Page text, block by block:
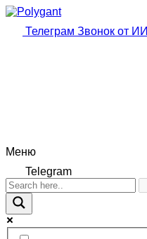
Телеграм Звонок от ИИ
Меню
Telegram